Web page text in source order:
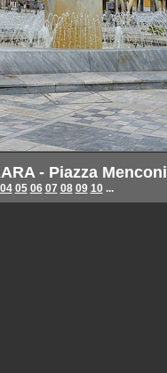
- Piazza Menconi
04 05 06 07 08 09 10...